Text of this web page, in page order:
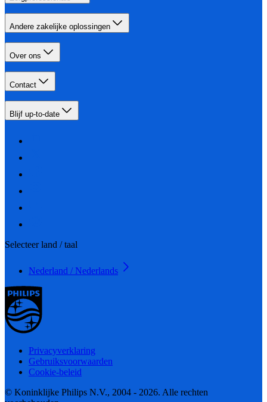
Andere zakelijke oplossingen
Over ons
Contact
Blijf up-to-date
Selecteer land / taal
Nederland / Nederlands
Privacyverklaring
Gebruiksvoorwaarden
Cookie-beleid
© Koninklijke Philips N.V., 2004 - 2026. Alle rechten